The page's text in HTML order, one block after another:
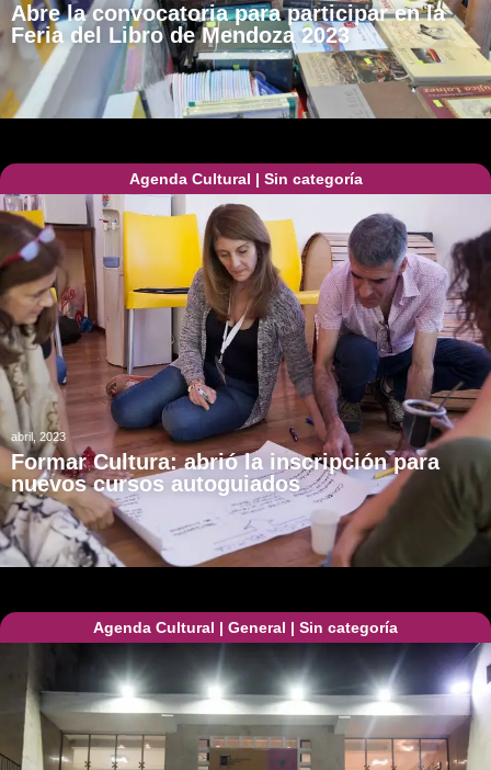
Abre la convocatoria para participar en la
Feria del Libro de Mendoza 2023
Agenda Cultural | Sin categoría
abril, 2023
Formar Cultura: abrió la inscripción para
nuevos cursos autoguiados
Agenda Cultural | General | Sin categoría